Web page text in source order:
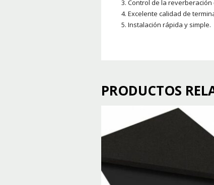
3. Control de la reverberación
4. Excelente calidad de
5. Instalación rápida y simple.
PRODUCTOS